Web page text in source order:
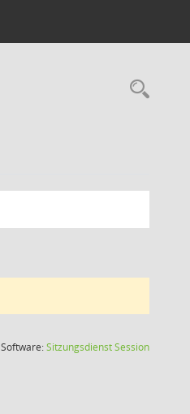
Software:SitzungsdienstSession(Wird in